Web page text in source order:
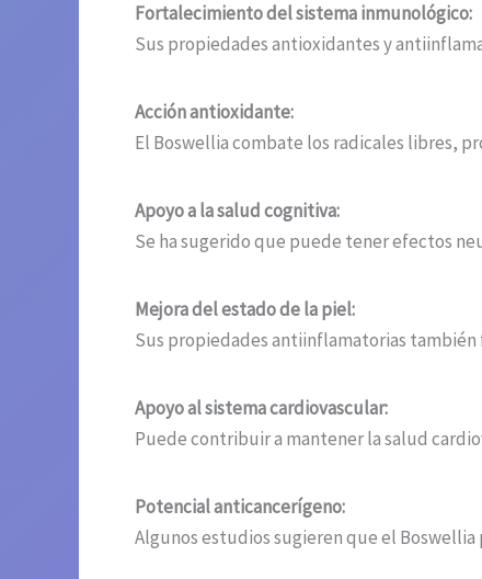
Fortalecimiento del sistema inmunológico:
Sus propiedades antioxidantes y
Acción antioxidante:
El Boswellia combate los radicales libres,
Apoyo a la salud cognitiva:
Se ha sugerido que puede tener efectos
Mejora del estado de la piel:
Sus propiedades antiinflamatorias también
Apoyo al sistema cardiovascular:
Puede contribuir a mantener la salud
Potencial anticancerígeno:
Algunos estudios sugieren que el